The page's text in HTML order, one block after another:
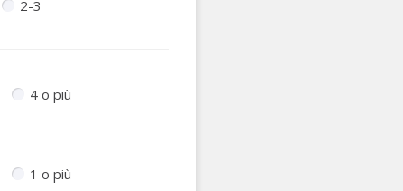
2-3
4 o più
1 o più